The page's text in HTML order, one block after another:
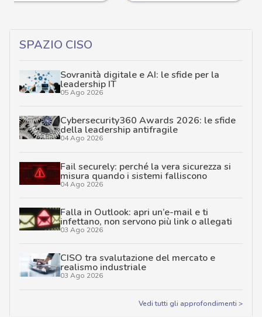
SPAZIO CISO
Sovranità digitale e AI: le sfide per la
leadership IT
05 Ago 2026
Cybersecurity360 Awards 2026: le sfide
della leadership antifragile
04 Ago 2026
Fail securely: perché la vera sicurezza si
misura quando i sistemi falliscono
04 Ago 2026
Falla in Outlook: apri un’e-mail e ti
infettano, non servono più link o allegati
03 Ago 2026
CISO tra svalutazione del mercato e
realismo industriale
03 Ago 2026
Vedi tutti gli approfondimenti >